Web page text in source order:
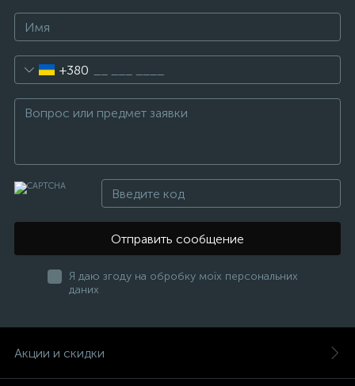
+380
Отправить сообщение
Я даю згоду на обробку моїх персональних
даних
Акции и скидки